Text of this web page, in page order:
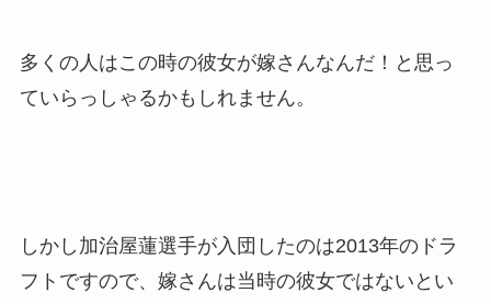
多くの人はこの時の彼女が嫁さんなんだ！と思っ
ていらっしゃるかもしれません。
しかし加治屋蓮選手が入団したのは2013年のドラ
フトですので、嫁さんは当時の彼女ではないとい